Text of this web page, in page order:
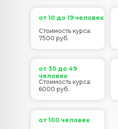
от 10 до 19 человек
от 30 до 49
человек
от 100 человек
Стоимость курса:
7500 руб.
Стоимость курса:
6000 руб.